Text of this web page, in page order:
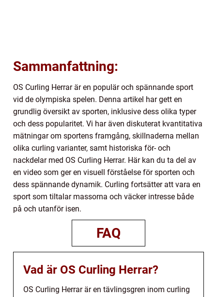
Sammanfattning:
OS Curling Herrar är en populär och spännande sport
vid de olympiska spelen. Denna artikel har gett en
grundlig översikt av sporten, inklusive dess olika typer
och dess popularitet. Vi har även diskuterat kvantitativa
mätningar om sportens framgång, skillnaderna mellan
olika curling varianter, samt historiska för- och
nackdelar med OS Curling Herrar. Här kan du ta del av
en video som ger en visuell förståelse för sporten och
dess spännande dynamik. Curling fortsätter att vara en
sport som tiltalar massorna och väcker intresse både
på och utanför isen.
FAQ
Vad är OS Curling Herrar?
OS Curling Herrar är en tävlingsgren inom curling